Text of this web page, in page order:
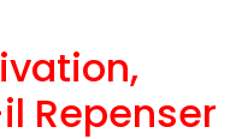
Repenser